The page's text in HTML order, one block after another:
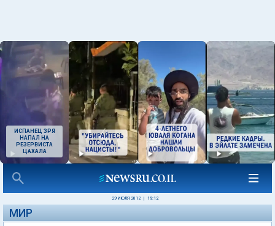
ИСПАНЕЦ ЗРЯ
НАПАЛ НА
РЕЗЕРВИСТА
ЦАХАЛА
29 ИЮЛЯ 2012 19:12
МИР